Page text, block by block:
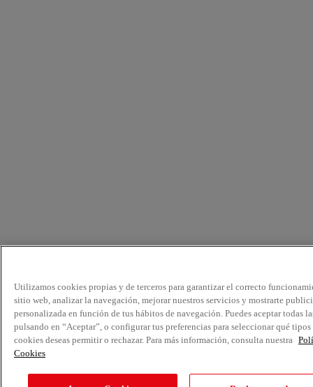
Utilizamos cookies propias y de terceros para garantizar el correcto
sitio web, analizar la navegación, mejorar nuestros servicios y mostrarte
personalizada en función de tus hábitos de navegación. Puedes aceptar todas
pulsando en “Aceptar”, o configurar tus preferencias para seleccionar qué tipos
cookies deseas permitir o rechazar. Para más información, consulta nuestra
Cookies